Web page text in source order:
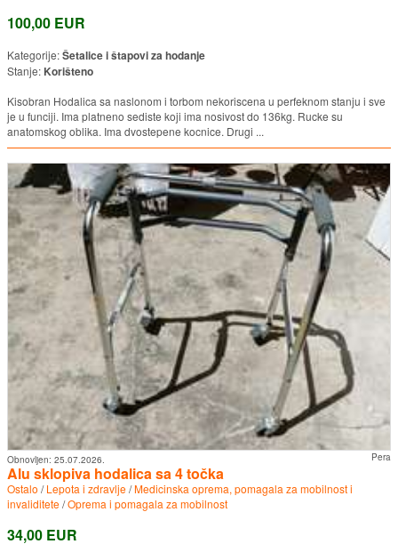
100,00 EUR
Kategorije:Šetalice i štapovi za hodanje
Stanje: Korišteno
Kisobran Hodalica sa naslonom i torbom nekoriscena u perfeknom stanju i sve
je u funciji. Ima platneno sediste koji ima nosivost do 136kg. Rucke su
anatomskog oblika. Ima dvostepene kocnice. Drugi ...
Pera
Obnovljen: 25.07.2026.
Alu sklopiva hodalica sa 4 točka
Ostalo /Lepota i zdravlje/Medicinska oprema, pomagala za mobilnost i
invaliditete/Oprema i pomagala za mobilnost
34,00 EUR